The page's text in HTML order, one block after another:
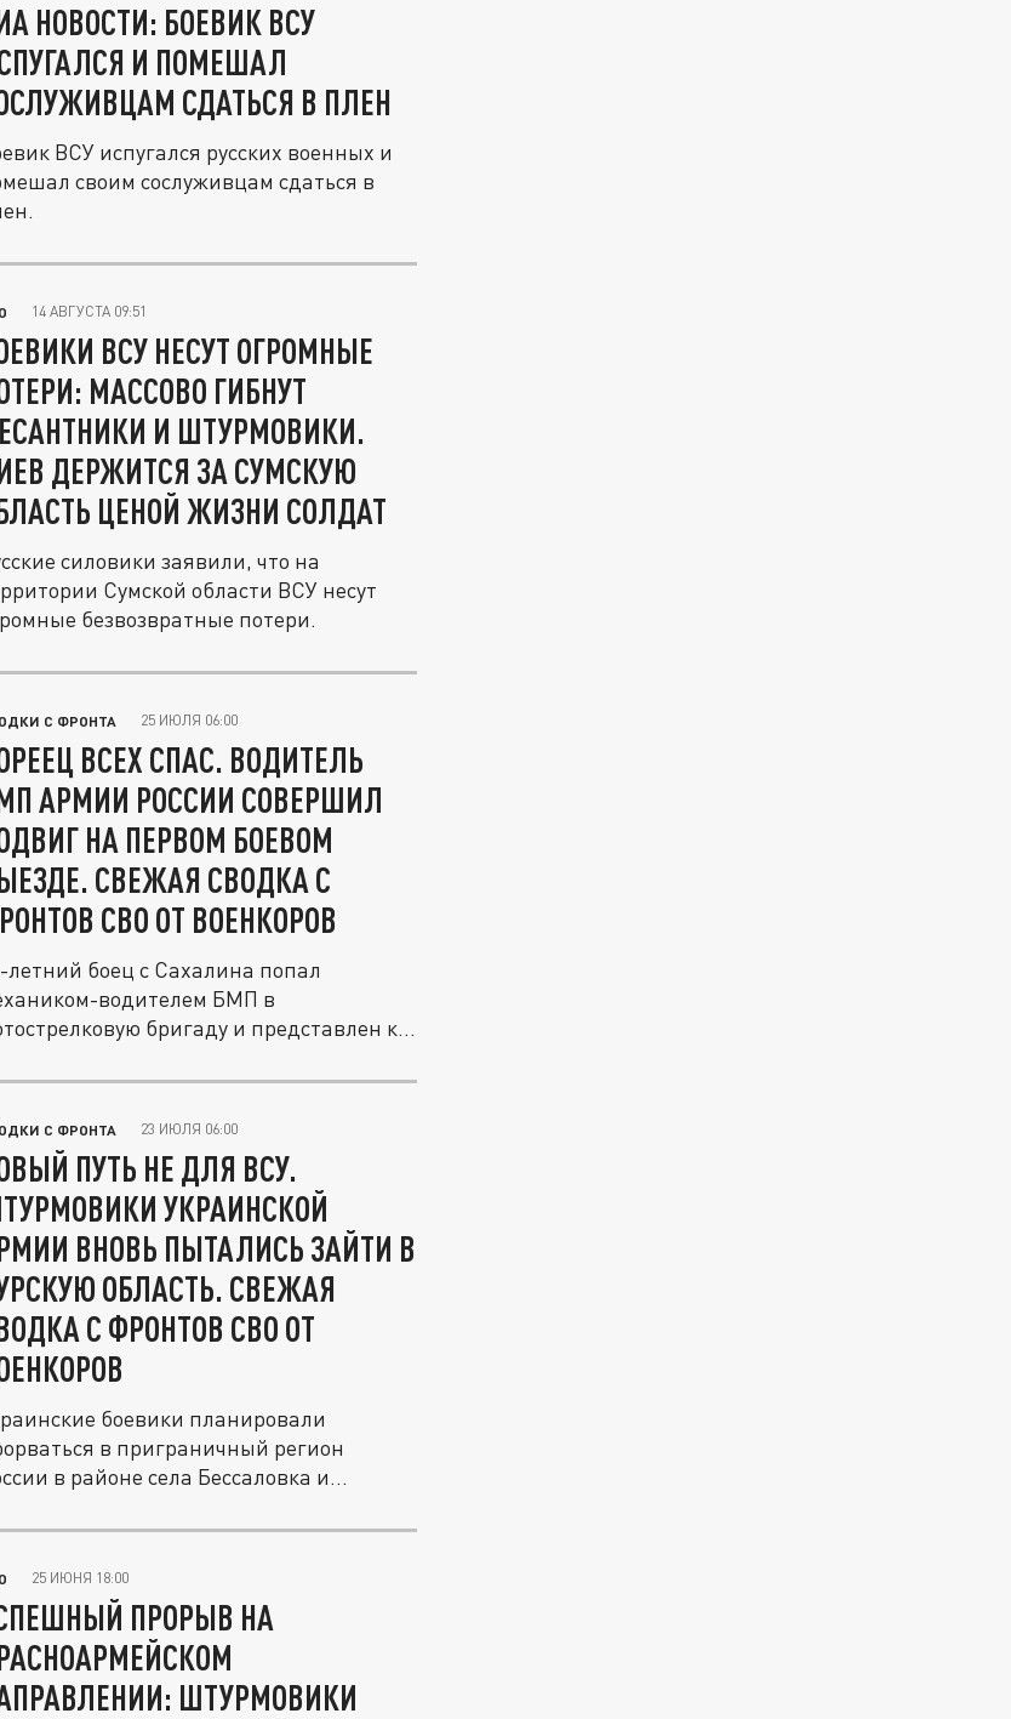
НОВОСТИ: БОЕВИК ВСУ
И ПОМЕШАЛ
СДАТЬСЯ В ПЛЕН
ВСУ испугался русских военных и
своим сослуживцам сдаться в
14 АВГУСТА 09:51
ВСУ НЕСУТ ОГРОМНЫЕ
МАССОВО ГИБНУТ
И ШТУРМОВИКИ.
ДЕРЖИТСЯ ЗА СУМСКУЮ
ЦЕНОЙ ЖИЗНИ СОЛДАТ
силовики заявили, что на
Сумской области ВСУ несут
безвозвратные потери.
С ФРОНТА 25 ИЮЛЯ 06:00
ВСЕХ СПАС. ВОДИТЕЛЬ
АРМИИ РОССИИ СОВЕРШИЛ
НА ПЕРВОМ БОЕВОМ
СВЕЖАЯ СВОДКА С
СВО ОТ ВОЕНКОРОВ
летний боец с Сахалина попал
водителем БМП в
бригаду и представлен к
С ФРОНТА 23 ИЮЛЯ 06:00
ПУТЬ НЕ ДЛЯ ВСУ.
УКРАИНСКОЙ
ВНОВЬ ПЫТАЛИСЬ ЗАЙТИ В
ОБЛАСТЬ. СВЕЖАЯ
С ФРОНТОВ СВО ОТ
боевики планировали
в приграничный регион
в районе села Бессаловка и
25 ИЮНЯ 18:00
ПРОРЫВ НА
ШТУРМОВИКИ